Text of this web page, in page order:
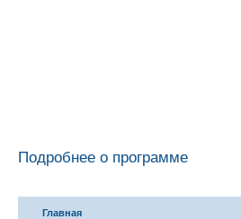
Подробнее о программе
Главная